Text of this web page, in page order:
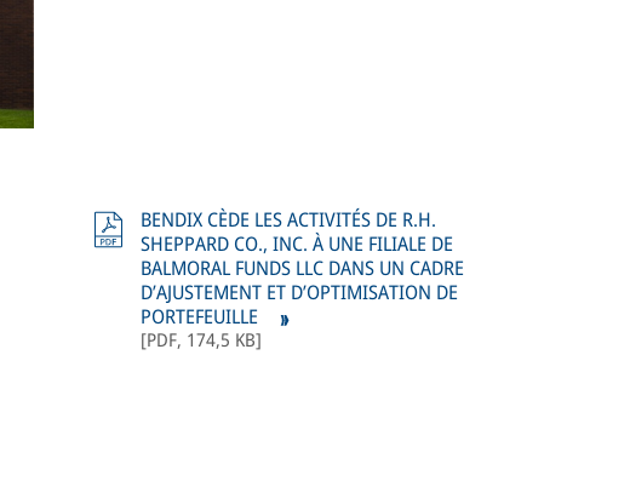
BENDIX CÈDE LES ACTIVITÉS DE R.H.
SHEPPARD CO., INC. À UNE FILIALE DE
BALMORAL FUNDS LLC DANS UN CADRE
D’AJUSTEMENT ET D’OPTIMISATION DE
PORTEFEUILLE
[PDF, 174,5 KB]